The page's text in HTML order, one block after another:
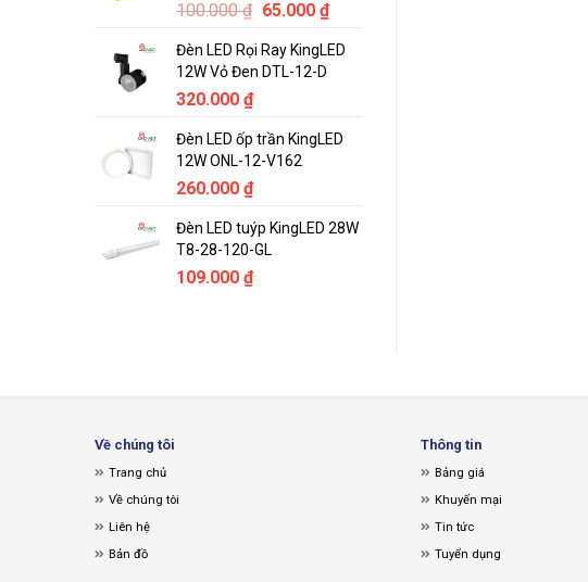
100.000₫ Original
was:
100.000 ₫.
65.000 ₫Current
is:
Đèn LED Rọi Ray KingLED
12W Vỏ Đen DTL-12-D
320.000 ₫
Đèn LED ốp trần KingLED
12W ONL-12-V162
260.000 ₫
Đèn LED tuýp KingLED 28W
T8-28-120-GL
109.000 ₫
Về chúng tôi
Trang chủ
Về chúng tôi
Liên hệ
Bản đồ
Thông tin
Bảng giá
Khuyến mại
Tin tức
Tuyển dụng